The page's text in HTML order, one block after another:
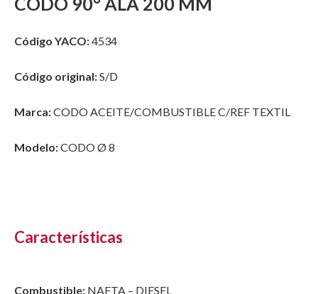
Código YACO:4534
Código original:S/D
Marca:CODO ACEITE/COMBUSTIBLE C/REF TEXTIL
Modelo:CODO Ø 8
Características
Combustible: NAFTA – DIESEL